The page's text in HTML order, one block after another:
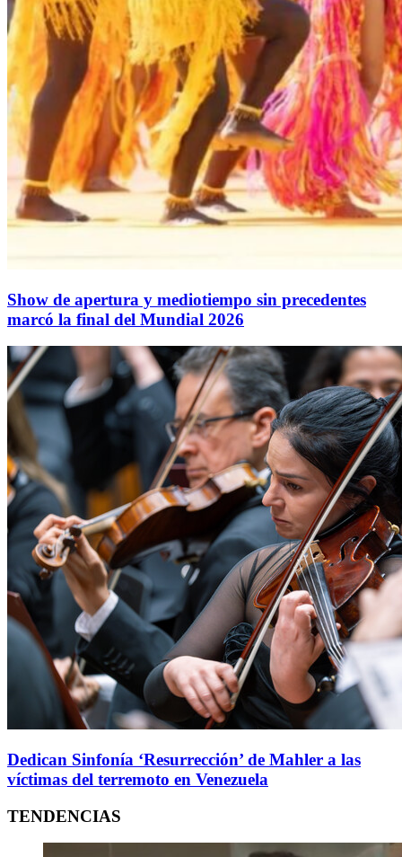
Show de apertura y mediotiempo sin precedentes
marcó la final del Mundial 2026
Dedican Sinfonía ‘Resurrección’ de Mahler a las
víctimas del terremoto en Venezuela
TENDENCIAS